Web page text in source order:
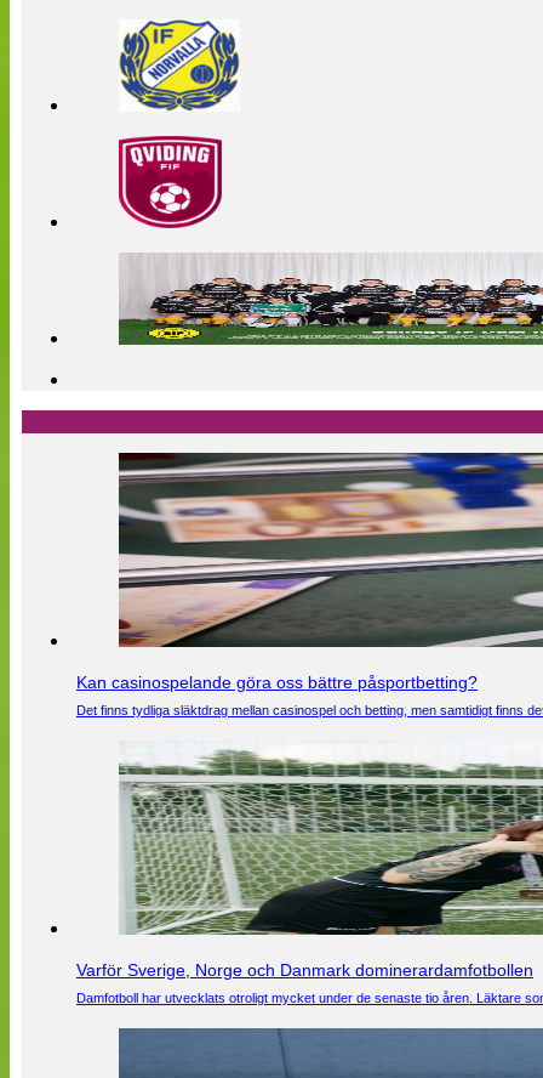
Kan casinospelande göra oss bättre påsportbetting?
Det finns tydliga släktdrag mellan casinospel och betting, men samtidigt finns
Varför Sverige, Norge och Danmark dominerardamfotbollen
Damfotboll har utvecklats otroligt mycket under de senaste tio åren. Läktare